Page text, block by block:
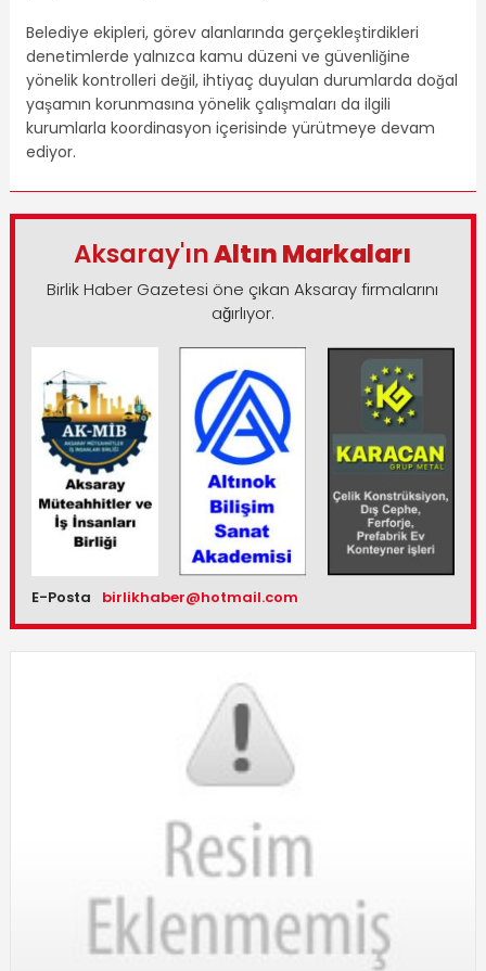
Belediye ekipleri, görev alanlarında gerçekleştirdikleri
denetimlerde yalnızca kamu düzeni ve güvenliğine
yönelik kontrolleri değil, ihtiyaç duyulan durumlarda doğal
yaşamın korunmasına yönelik çalışmaları da ilgili
kurumlarla koordinasyon içerisinde yürütmeye devam
ediyor.
Aksaray'ınAltın Markaları
Birlik Haber Gazetesi öne çıkan Aksaray firmalarını
ağırlıyor.
E-Posta birlikhaber@hotmail.com